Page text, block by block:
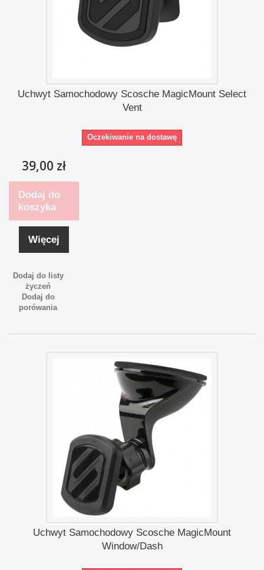
Uchwyt Samochodowy Scosche MagicMount Select
Vent
Oczekiwanie na dostawę
39,00 zł
Dodaj do
koszyka
Więcej
Dodaj do listy
życzeń
Dodaj do
porówania
Uchwyt Samochodowy Scosche MagicMount
Window/Dash